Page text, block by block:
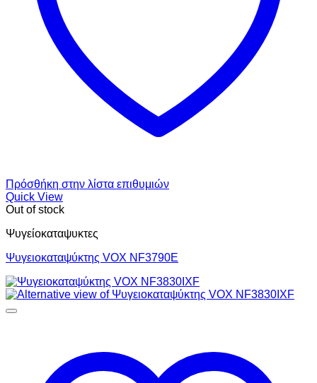
Πρόσθήκη στην λίστα επιθυμιών
Quick View
Out of stock
Ψυγείοκαταψυκτες
Ψυγειοκαταψύκτης VOX NF3790E